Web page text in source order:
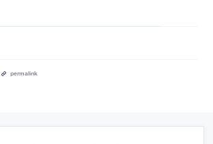
permalink